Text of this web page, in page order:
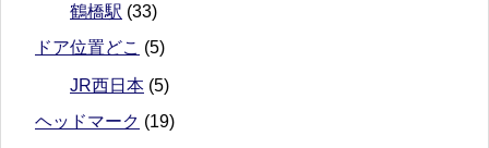
鶴橋駅 (33)
ドア位置どこ (5)
JR西日本 (5)
ヘッドマーク (19)